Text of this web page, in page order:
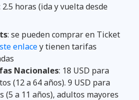
2.5 horas (ida y vuelta desde
: se pueden comprar en Ticket
enlacey tienen tarifas
Nacionales: 18 USD para
(12 a 64 años). 9 USD para
(5 a 11 años), adultos mayores